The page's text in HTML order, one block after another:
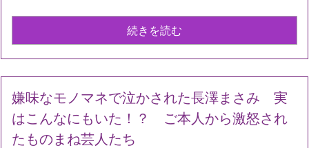
続きを読む
嫌味なモノマネで泣かされた長澤まさみ 実
はこんなにもいた！？ ご本人から激怒され
たものまね芸人たち